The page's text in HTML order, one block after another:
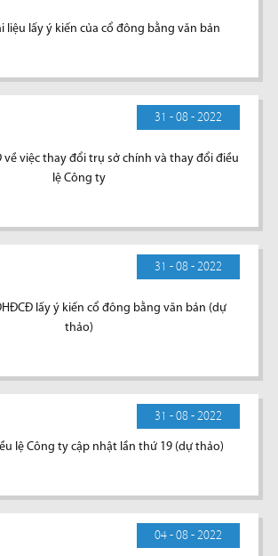
liệu lấy ý kiến của cổ đông bằng văn bản
31 - 08 - 2022
việc thay đổi trụ sở chính và thay đổi điều
lệ Công ty
31 - 08 - 2022
lấy ý kiến cổ đông bằng văn bản (dự
thảo)
31 - 08 - 2022
lệ Công ty cập nhật lần thứ 19 (dự thảo)
04 - 08 - 2022